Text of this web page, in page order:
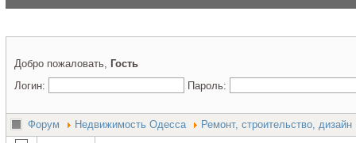
Добро пожаловать, Гость
Логин:
Пароль:
Форум Недвижимость Одесса Ремонт, строительство, дизайн